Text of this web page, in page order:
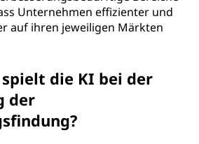
Unternehmen effizienter und
auf ihren jeweiligen Märkten
die KI bei der
der